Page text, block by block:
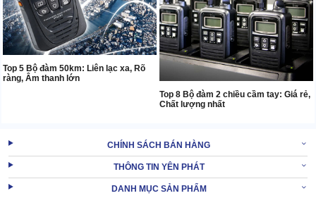
Top 5 Bộ đàm 50km: Liên lạc xa, Rõ
ràng, Âm thanh lớn
Top 8 Bộ đàm 2 chiều cầm tay: Giá rẻ,
Chất lượng nhất
CHÍNH SÁCH BÁN HÀNG
THÔNG TIN YÊN PHÁT
DANH MỤC SẢN PHẨM